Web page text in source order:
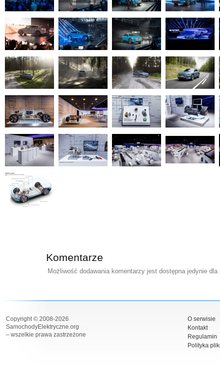
Komentarze
Możliwość dodawania komentarzy jest dostępna jedynie
Copyright © 2008-2026
SamochodyElektryczne.org
– wszelkie prawa zastrzeżone
O serwisie
Kontakt
Regulamin
Polityka